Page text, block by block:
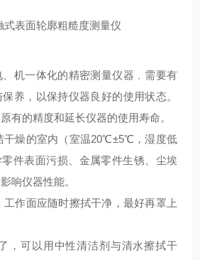
机一体化的精密测量仪器﹐需要有
养，以保持仪器良好的使用状态。
有的精度和延长仪器的使用寿命。
燥的室内（室温20℃±5℃，湿度低
件表面污损、金属零件生锈、尘埃
响仪器性能。
作面应随时擦拭干净，最好再罩上
可以用中性清洁剂与清水擦拭干